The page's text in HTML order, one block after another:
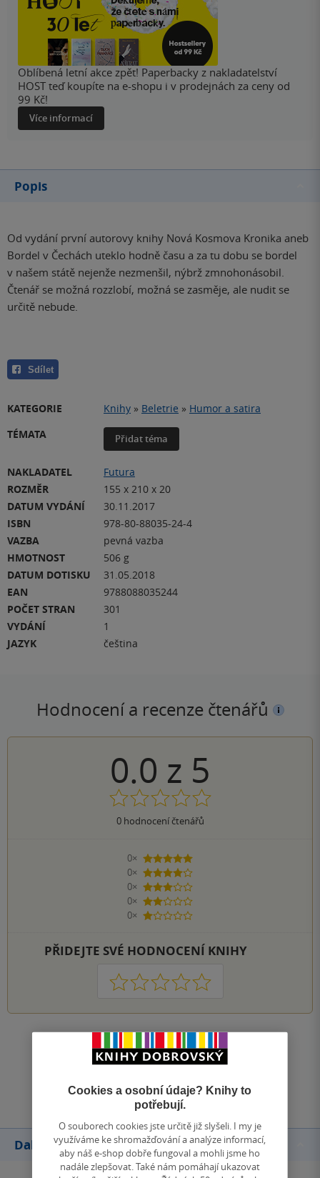
Oblíbená letní akce zpět! Paperbacky z nakladatelství
HOST teď koupíte na e-shopu i v prodejnách za ceny od
99 Kč!
Více informací
Popis
Od vydání první autorovy knihy Nová Kosmova Kronika aneb
Bordel v Čechách uteklo hodně času a za tu dobu se bordel
v našem státě nejenže nezmenšil, nýbrž zmnohonásobil.
Čtenář se možná rozzlobí, možná se zasměje, ale nudit se
určitě nebude.
Sdílet
KATEGORIE Knihy » Beletrie » Humor a satira
TÉMATA
Přidat téma
NAKLADATEL
Futura
ROZMĚR
155 x 210 x 20
DATUM VYDÁNÍ
30.11.2017
ISBN
978-80-88035-24-4
VAZBA
pevná vazba
HMOTNOST
506 g
DATUM DOTISKU
31.05.2018
EAN
9788088035244
POČET STRAN
301
VYDÁNÍ
1
JAZYK
čeština
Hodnocení a recenze čtenářů
0.0 z 5
0hodnocení čtenářů
0×
5 hvězdiček
0×
4 hvězdičky
0×
3 hvězdičky
0×
2 hvězdičky
0×
1 hvezdička
PŘIDEJTE SVÉ HODNOCENÍ KNIHY
1 2 3 4 5
Přidat hodnocení
Další knihy autora
Cookies a osobní údaje? Knihy to
potřebují.
O souborech cookies jste určitě již slyšeli. I my je
využíváme ke shromažďování a analýze informací,
aby náš e-shop dobře fungoval a mohli jsme ho
nadále zlepšovat. Také nám pomáhají ukazovat